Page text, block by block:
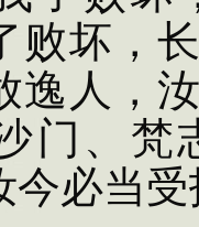
败坏，
逸人，
门、梵
今必当